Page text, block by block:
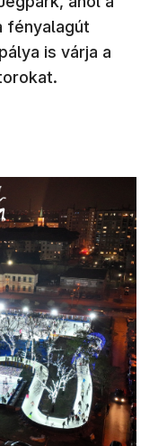
fényalagút
is várja a